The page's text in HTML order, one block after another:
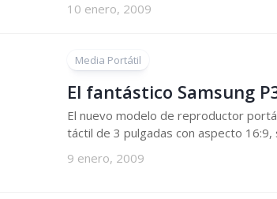
10 enero, 2009
Media Portátil
El fantástico Samsung
El nuevo modelo de reproductor
táctil de 3 pulgadas con aspecto
9 enero, 2009